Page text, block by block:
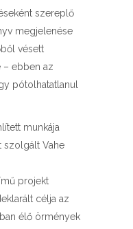
szereplő
megjelenése
vésett
ebben az
pótolhatatlanul
munkája
szolgált Vahe
projekt
célja az
élő örmények